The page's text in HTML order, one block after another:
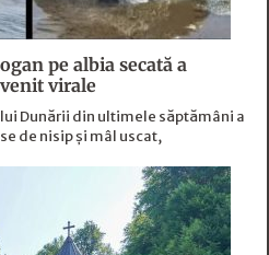
pe albia secată a
virale
Dunării din ultimele săptămâni a
de nisip și mâl uscat,